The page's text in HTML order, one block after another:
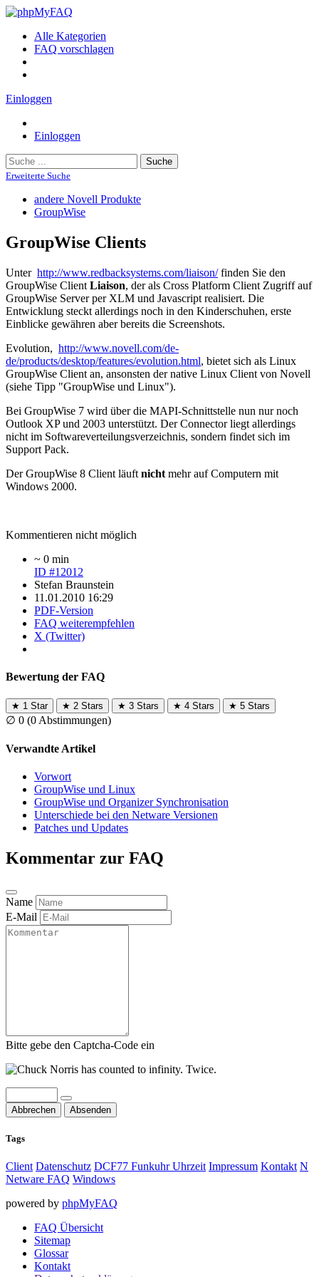
Alle Kategorien
FAQ vorschlagen
Einloggen
Einloggen
Suche
Erweiterte Suche
andere Novell Produkte
GroupWise
GroupWise Clients
Unter http://www.redbacksystems.com/liaison/finden Sie den
GroupWise Client Liaison, der als Cross Platform Client Zugriff auf
GroupWise Server per XLM und Javascript realisiert. Die
Entwicklung steckt allerdings noch in den Kinderschuhen, erste
Einblicke gewähren aber bereits die Screenshots.
Evolution, http://www.novell.com/de-
de/products/desktop/features/evolution.html, bietet sich als Linux
GroupWise Client an, ansonsten der native Linux Client von Novell
(siehe Tipp "GroupWise und Linux").
Bei GroupWise 7 wird über die MAPI-Schnittstelle nun nur noch
Outlook XP und 2003 unterstützt. Der Connector liegt allerdings
nicht im Softwareverteilungsverzeichnis, sondern findet sich im
Support Pack.
Der GroupWise 8 Client läuft nicht mehr auf Computern mit
Windows 2000.
Kommentieren nicht möglich
~ 0 min
ID #12012
Stefan Braunstein
11.01.2010 16:29
PDF-Version
FAQ weiterempfehlen
X (Twitter)
Bewertung der FAQ
★ 1 Star ★ 2 Stars ★ 3 Stars ★ 4 Stars ★ 5 Stars
∅ 0 (0 Abstimmungen)
Verwandte Artikel
Vorwort
GroupWise und Linux
GroupWise und Organizer Synchronisation
Unterschiede bei den Netware Versionen
Patches und Updates
Kommentar zur FAQ
Name
E-Mail
Bitte gebe den Captcha-Code ein
Abbrechen Absenden
Tags
Client Datenschutz DCF77 Funkuhr Uhrzeit Impressum Kontakt N
Netware FAQ Windows
powered by phpMyFAQ
FAQ Übersicht
Sitemap
Glossar
Kontakt